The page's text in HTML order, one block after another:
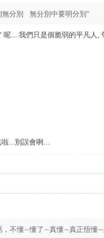
無分別 無分別中要明分別"
... 我們只是個脆弱的平凡人,
...別誤會咧...
，不懂∼懂了∼真懂∼真正悟懂